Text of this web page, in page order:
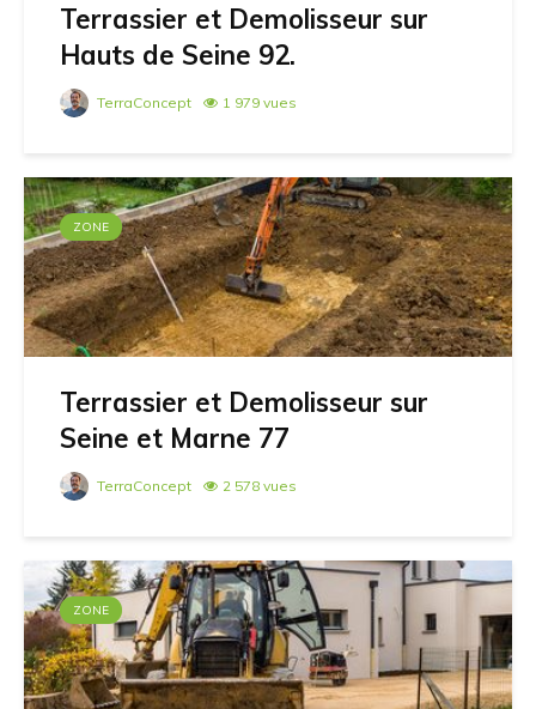
Terrassier et Demolisseur sur
Hauts de Seine 92.
TerraConcept 1 979 vues
ZONE
Terrassier et Demolisseur sur
Seine et Marne 77
TerraConcept 2 578 vues
ZONE